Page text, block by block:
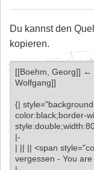
Du kannst den
kopieren.